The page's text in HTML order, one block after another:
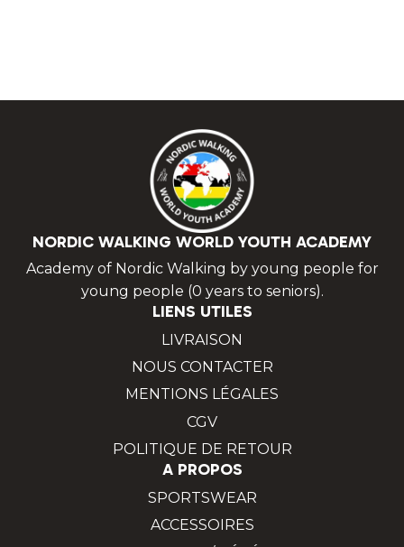
NORDIC WALKING WORLD YOUTH ACADEMY
Academy of Nordic Walking by young people for
young people (0 years to seniors).
LIENS UTILES
LIVRAISON
NOUS CONTACTER
MENTIONS LÉGALES
CGV
POLITIQUE DE RETOUR
A PROPOS
SPORTSWEAR
ACCESSOIRES